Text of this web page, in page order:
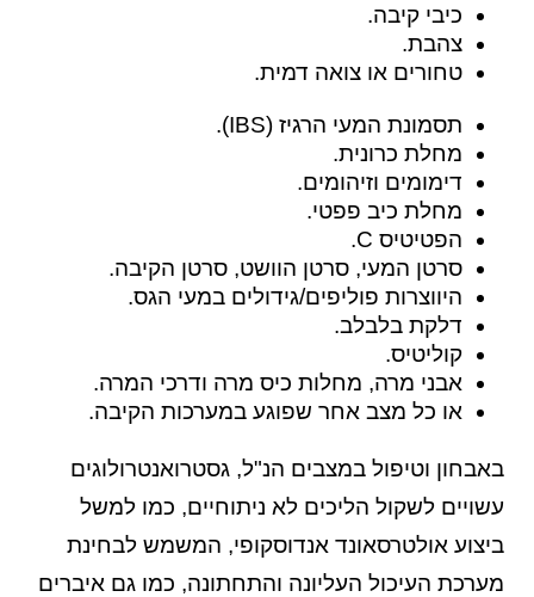
כיבי קיבה.
צהבת.
טחורים או צואה דמית.
תסמונת המעי הרגיז (IBS).
מחלת כרונית.
דימומים וזיהומים.
מחלת כיב פפטי.
הפטיטיס C.
סרטן המעי, סרטן הוושט, סרטן הקיבה.
היווצרות פוליפים/גידולים במעי הגס.
דלקת בלבלב.
קוליטיס.
אבני מרה, מחלות כיס מרה ודרכי המרה.
או כל מצב אחר שפוגע במערכות הקיבה.
באבחון וטיפול במצבים הנ"ל, גסטרואנטרולוגים
עשויים לשקול הליכים לא ניתוחיים, כמו למשל
ביצוע אולטרסאונד אנדוסקופי, המשמש לבחינת
מערכת העיכול העליונה והתחתונה, כמו גם איברים